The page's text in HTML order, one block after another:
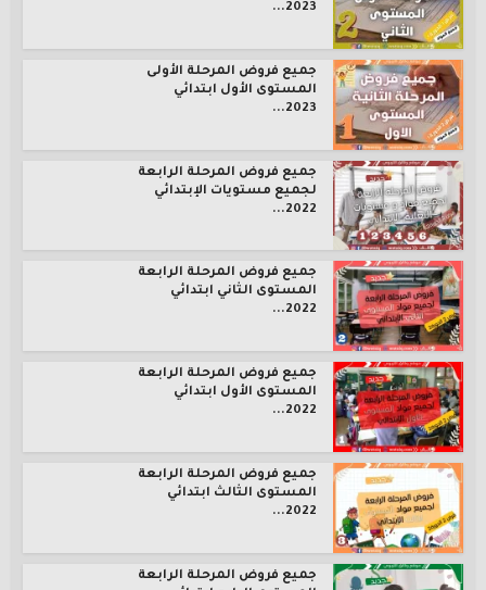
2023...
جميع فروض المرحلة الأولى
المستوى الأول ابتدائي
2023...
جميع فروض المرحلة الرابعة
لجميع مستويات الإبتدائي
2022...
جميع فروض المرحلة الرابعة
المستوى الثاني ابتدائي
2022...
جميع فروض المرحلة الرابعة
المستوى الأول ابتدائي
2022...
جميع فروض المرحلة الرابعة
المستوى الثالث ابتدائي
2022...
جميع فروض المرحلة الرابعة